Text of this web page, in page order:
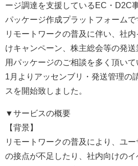
ージ調達を支援しているEC・D2C
パッケージ作成プラットフォームで
リモートワークの普及に伴い、社
けキャンペーン、株主総会等の発
用パッケージのご相談を多く頂い
1月よりアッセンブリ・発送管理の
スを開始致しました。
▼サービスの概要
【背景】
リモートワークの普及により、ユ
の接点が不足したり、社内向けの